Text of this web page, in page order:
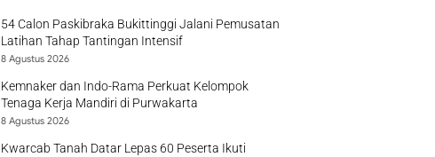
54 Calon Paskibraka Bukittinggi Jalani Pemusatan
Latihan Tahap Tantingan Intensif
8 Agustus 2026
Kemnaker dan Indo-Rama Perkuat Kelompok
Tenaga Kerja Mandiri di Purwakarta
8 Agustus 2026
Kwarcab Tanah Datar Lepas 60 Peserta Ikuti